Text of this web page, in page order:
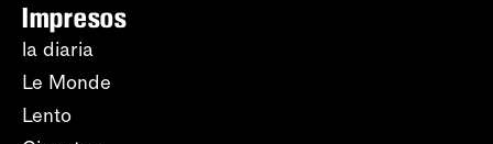
Impresos
la diaria
Le Monde
Lento